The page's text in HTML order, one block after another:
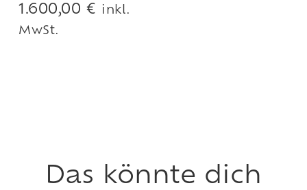
1.600,00 €
inkl.
MwSt.
Das könnte dich